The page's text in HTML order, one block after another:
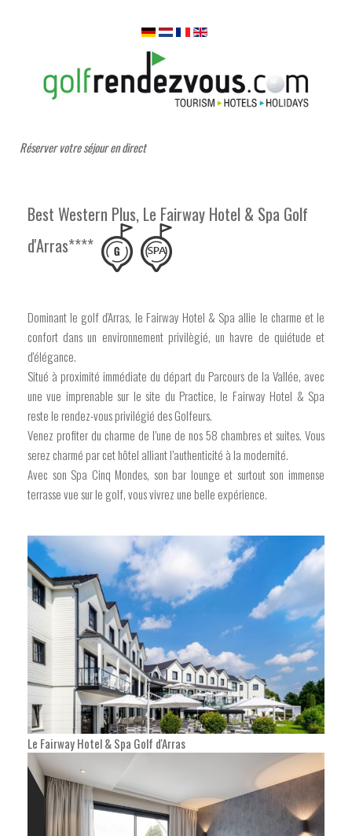
Réserver votre séjour en direct
Best Western Plus, Le Fairway Hotel & Spa Golf
d'Arras****
Dominant le golf d'Arras, le Fairway Hotel & Spa allie le charme et le
confort dans un environnement privilègié, un havre de quiétude et
d'élégance.
Situé à proximité immédiate du départ du Parcours de la Vallée, avec
une vue imprenable sur le site du Practice, le Fairway Hotel & Spa
reste le rendez-vous privilégié des Golfeurs.
Venez profiter du charme de l’une de nos 58 chambres et suites. Vous
serez charmé par cet hôtel alliant l’authenticité à la modernité.
Avec son Spa Cinq Mondes, son bar lounge et surtout son immense
terrasse vue sur le golf, vous vivrez une belle expérience.
Le Fairway Hotel & Spa Golf d'Arras